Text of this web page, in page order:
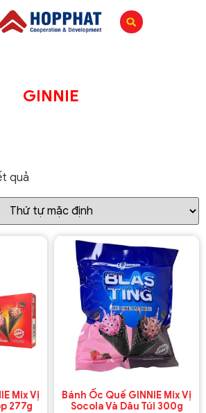
GINNIE
quả
Mix Vị
277g
Bánh Ốc Quế GINNIE Mix Vị
Socola Và Dâu Túi 300g